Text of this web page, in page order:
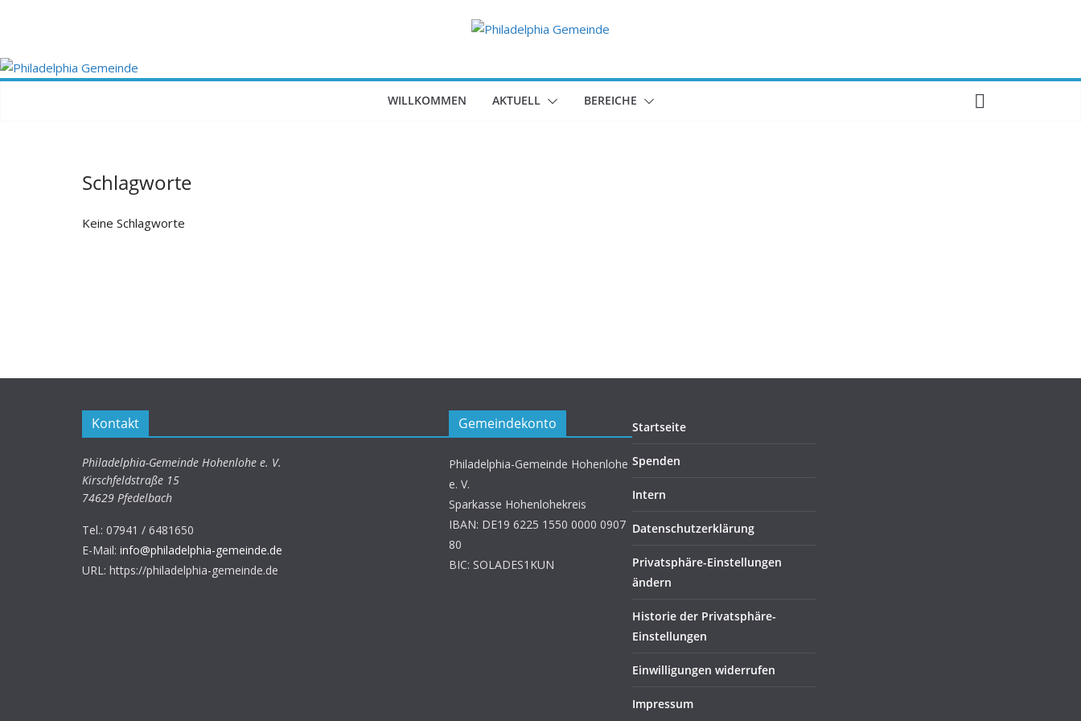
WILLKOMMEN AKTUELL BEREICHE
Schlagworte
Keine Schlagworte
Kontakt
Philadelphia-Gemeinde Hohenlohe e. V.
Kirschfeldstraße 15
74629 Pfedelbach
Tel.: 07941 / 6481650
E-Mail: info@philadelphia-gemeinde.de
URL: https://philadelphia-gemeinde.de
Gemeindekonto
Philadelphia-Gemeinde Hohenlohe
e. V.
Sparkasse Hohenlohekreis
IBAN: DE19 6225 1550 0000 0907
80
BIC: SOLADES1KUN
Startseite
Spenden
Intern
Datenschutzerklärung
Privatsphäre-Einstellungen
ändern
Historie der Privatsphäre-
Einstellungen
Einwilligungen widerrufen
Impressum